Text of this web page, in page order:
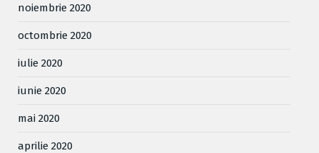
noiembrie 2020
octombrie 2020
iulie 2020
iunie 2020
mai 2020
aprilie 2020